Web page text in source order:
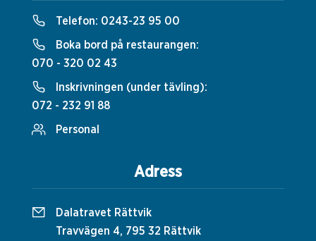
Telefon: 0243-23 95 00
Boka bord på restaurangen:
070 - 320 02 43
Inskrivningen (under tävling):
072 - 232 91 88
Personal
Adress
Dalatravet Rättvik
Travvägen 4, 795 32 Rättvik